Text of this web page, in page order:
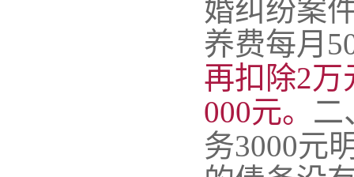
婚纠纷案
养费每月
再扣除2万
000元。 二
务3000元